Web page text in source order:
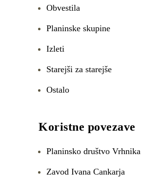
Obvestila
Planinske skupine
Izleti
Starejši za starejše
Ostalo
Koristne povezave
Planinsko društvo Vrhnika
Zavod Ivana Cankarja